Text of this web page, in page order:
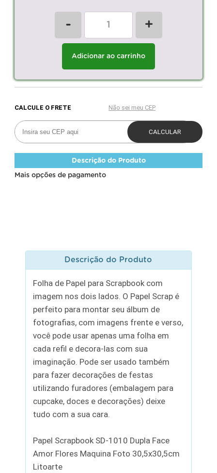
- +
Adicionar ao carrinho
Descrição do Produto
Mais opções de pagamento
Descrição do Produto
Folha de Papel para Scrapbook com
imagem nos dois lados. O Papel Scrap é
perfeito para montar seu álbum de
fotografias, com imagens frente e verso,
você pode usar apenas uma folha em
cada refil e decora-las com sua
imaginação. Pode ser usado também
para fazer decorações de festas
utilizando furadores (embalagem para
cupcake, doces e decorações) deixe
tudo com a sua cara.
Papel Scrapbook SD-1010 Dupla Face
Amor Flores Maquina Foto 30,5x30,5cm
Litoarte